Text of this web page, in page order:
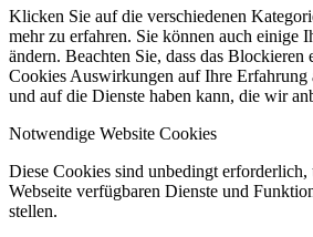
Klicken Sie auf die verschiedenen
mehr zu erfahren. Sie können auch einige
ändern. Beachten Sie, dass das Blockieren
Cookies Auswirkungen auf Ihre Erfahrung
und auf die Dienste haben kann, die wir
Notwendige Website Cookies
Diese Cookies sind unbedingt erforderlich,
Webseite verfügbaren Dienste und
stellen.